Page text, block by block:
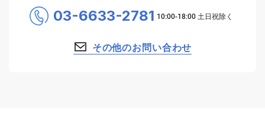
03-6633-2781
その他のお問い合わせ